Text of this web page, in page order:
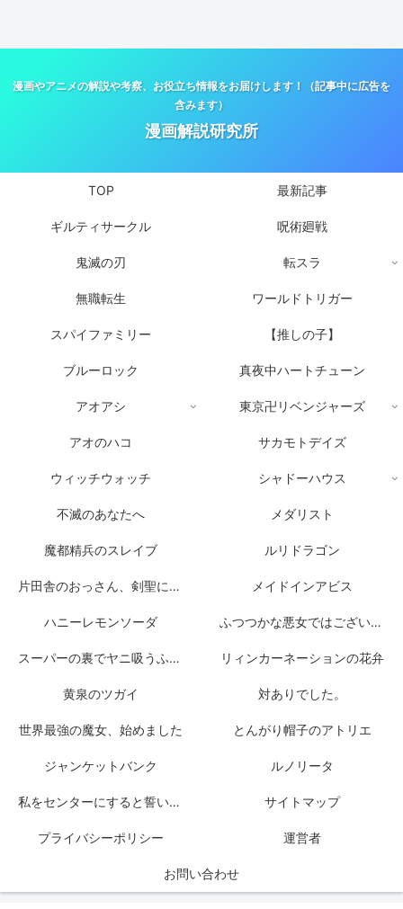
漫画やアニメの解説や考察、お役立ち情報をお届けします！（記事中に広告を
含みます）
漫画解説研究所
TOP 最新記事
ギルティサークル 呪術廻戦
鬼滅の刃 転スラ
無職転生 ワールドトリガー
スパイファミリー 【推しの子】
ブルーロック 真夜中ハートチューン
アオアシ 東京卍リベンジャーズ
アオのハコ サカモトデイズ
ウィッチウォッチ シャドーハウス
不滅のあなたへ メダリスト
魔都精兵のスレイブ ルリドラゴン
片田舎のおっさん、剣聖になる メイドインアビス
ハニーレモンソーダ ふつつかな悪女ではございますが
スーパーの裏でヤニ吸うふたり リィンカーネーションの花弁
黄泉のツガイ 対ありでした。
世界最強の魔女、始めました とんがり帽子のアトリエ
ジャンケットバンク ルノリータ
私をセンターにすると誓いますか？ サイトマップ
プライバシーポリシー 運営者
お問い合わせ